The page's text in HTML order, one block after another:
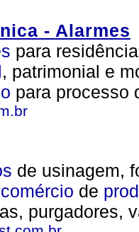
- Alarmes
para
, patrimonial e
para processo
de usinagem,
comércio de
purgadores,